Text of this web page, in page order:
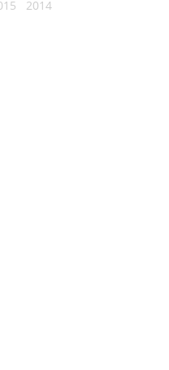
2014